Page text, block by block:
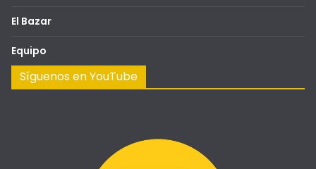
El Bazar
Equipo
Síguenos en YouTube